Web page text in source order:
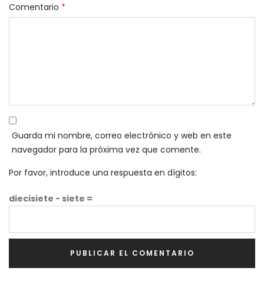
Comentario *
Guarda mi nombre, correo electrónico y web en este
navegador para la próxima vez que comente.
Por favor, introduce una respuesta en dígitos:
diecisiete − siete =